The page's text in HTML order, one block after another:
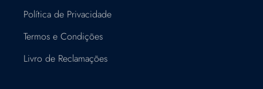
Política de Privacidade
Termos e Condições
Livro de Reclamações